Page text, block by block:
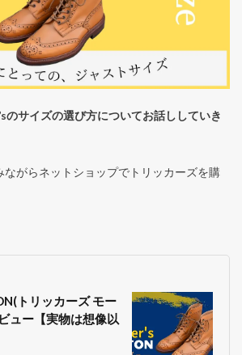
のサイズの選び方についてお話ししていき
ながらネットショップでトリッカーズを購
トリッカーズ モー
ュー【実物は想像以